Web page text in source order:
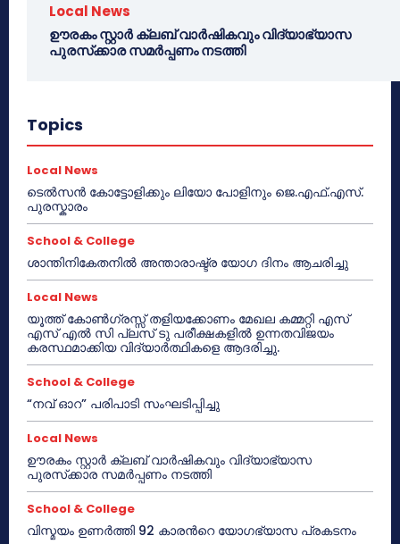
Local News
ഊരകം സ്റ്റാർ ക്ലബ് വാർഷികവും വിദ്യാഭ്യാസ
പുരസ്‌ക്കാര സമർപ്പണം നടത്തി
Topics
Local News
ടെൽസൻ കോട്ടോളിക്കും ലിയോ പോളിനും ജെ.എഫ്.എസ്.
പുരസ്കാരം
School & College
ശാന്തിനികേതനിൽ അന്താരാഷ്ട്ര യോഗ ദിനം ആചരിച്ചു
Local News
യൂത്ത് കോൺഗ്രസ്സ് തളിയക്കോണം മേഖല കമ്മറ്റി എസ്
എസ് എൽ സി പ്ലസ് ടു പരീക്ഷകളിൽ ഉന്നതവിജയം
കരസ്ഥമാക്കിയ വിദ്യാർത്ഥികളെ ആദരിച്ചു.
School & College
“നവ് ഓറ” പരിപാടി സംഘടിപ്പിച്ചു
Local News
ഊരകം സ്റ്റാർ ക്ലബ് വാർഷികവും വിദ്യാഭ്യാസ
പുരസ്‌ക്കാര സമർപ്പണം നടത്തി
School & College
വിസ്മയം ഉണർത്തി 92 കാരൻറെ യോഗഭ്യാസ പ്രകടനം